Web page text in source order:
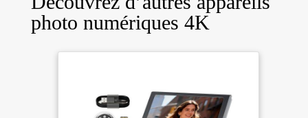
photo numériques 4K